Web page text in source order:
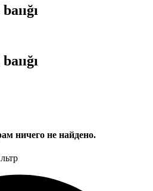
ничего не найдено.